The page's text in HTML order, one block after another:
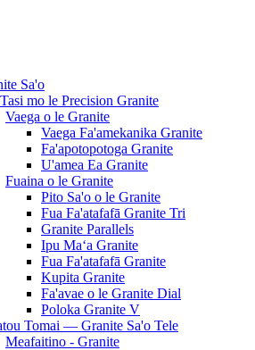
Sa'o
mo le Precision Granite
Vaega o le Granite
Vaega Fa'amekanika Granite
Fa'apotopotoga Granite
U'amea Ea Granite
Fuaina o le Granite
Pito Sa'o o le Granite
Fua Fa'atafafā Granite Tri
Granite Parallels
Ipu Maʻa Granite
Fua Fa'atafafā Granite
Kupita Granite
Fa'avae o le Granite Dial
Poloka Granite V
Tomai — Granite Sa'o Tele
Meafaitino - Granite